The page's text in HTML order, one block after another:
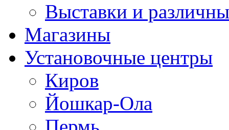
Выставки и
Магазины
Установочные центры
Киров
Йошкар-Ола